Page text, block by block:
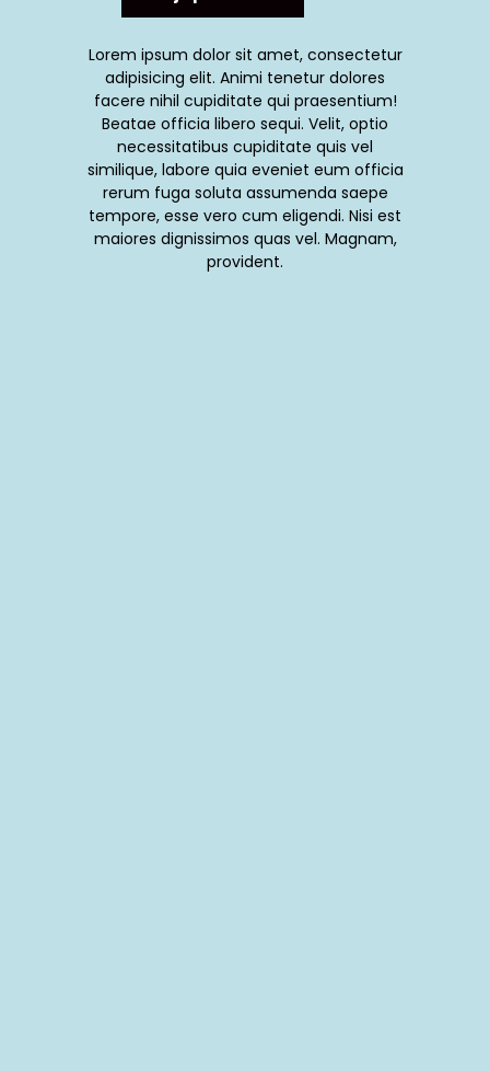
Lorem ipsum dolor sit amet, consectetur
adipisicing elit. Animi tenetur dolores
facere nihil cupiditate qui praesentium!
Beatae officia libero sequi. Velit, optio
necessitatibus cupiditate quis vel
similique, labore quia eveniet eum officia
rerum fuga soluta assumenda saepe
tempore, esse vero cum eligendi. Nisi est
maiores dignissimos quas vel. Magnam,
provident.